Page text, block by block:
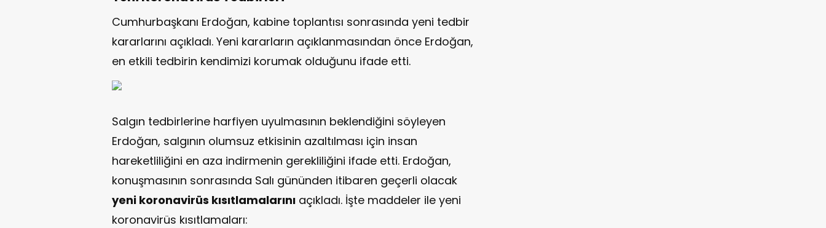
Cumhurbaşkanı Erdoğan, kabine toplantısı sonrasında yeni tedbir
kararlarını açıkladı. Yeni kararların açıklanmasından önce Erdoğan,
en etkili tedbirin kendimizi korumak olduğunu ifade etti.
Salgın tedbirlerine harfiyen uyulmasının beklendiğini söyleyen
Erdoğan, salgının olumsuz etkisinin azaltılması için insan
hareketliliğini en aza indirmenin gerekliliğini ifade etti. Erdoğan,
konuşmasının sonrasında Salı gününden itibaren geçerli olacak
yeni koronavirüs kısıtlamalarını açıkladı. İşte maddeler ile yeni
koronavirüs kısıtlamaları: